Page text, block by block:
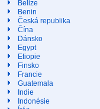
Belize
Benin
Česká republika
Čína
Dánsko
Egypt
Etiopie
Finsko
Francie
Guatemala
Indie
Indonésie